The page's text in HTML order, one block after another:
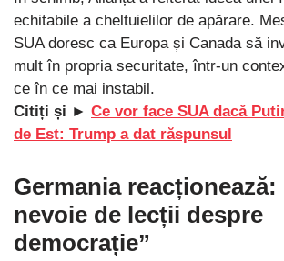
echitabile a cheltuielilor de apărare.
SUA doresc ca Europa și Canada să
mult în propria securitate, într-un
ce în ce mai instabil.
Citiți și ► Ce vor face SUA dacă
de Est: Trump a dat răspunsul
Germania reacționează:
nevoie de lecții despre
democrație”